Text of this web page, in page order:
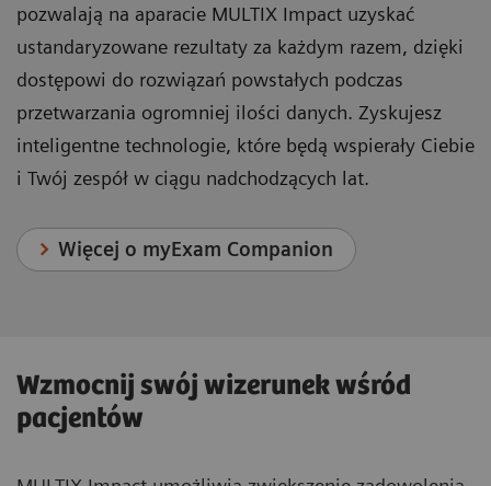
pozwalają na aparacie MULTIX Impact uzyskać
ustandaryzowane rezultaty za każdym razem, dzięki
dostępowi do rozwiązań powstałych podczas
przetwarzania ogromniej ilości danych. Zyskujesz
inteligentne technologie, które będą wspierały Ciebie
i Twój zespół w ciągu nadchodzących lat.
Więcej o myExam Companion
Wzmocnij swój wizerunek wśród
pacjentów